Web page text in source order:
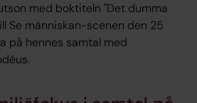
med boktiteln "Det dumma
Se människan-scenen den 25
på hennes samtal med